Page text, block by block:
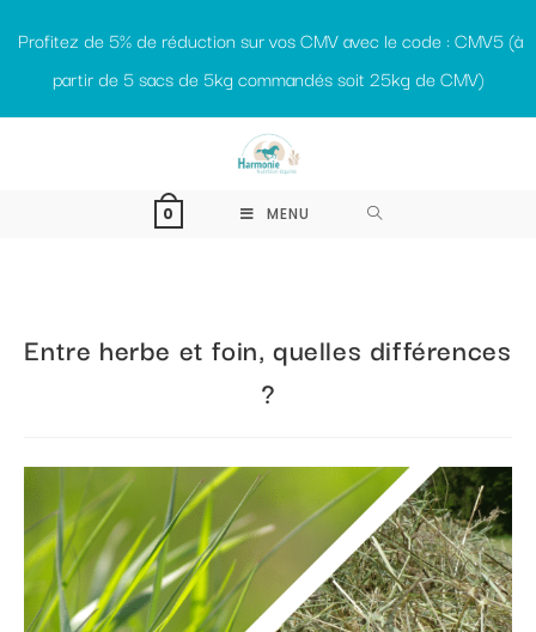
Profitez de 5% de réduction sur vos CMV avec le code : CMV5 (à
partir de 5 sacs de 5kg commandés soit 25kg de CMV)
0 MENU
Entre herbe et foin, quelles différences
?